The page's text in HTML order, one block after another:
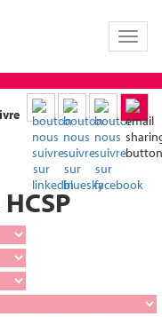
Toggle